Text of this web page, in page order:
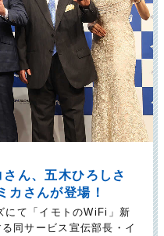
ん、五木ひろしさ
カさんが登場！
にて「イモトのWiFi」新
同サービス宣伝部長・イ